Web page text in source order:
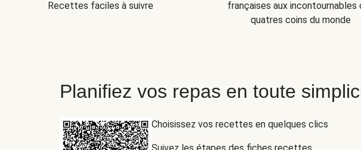
Recettes faciles à suivre
françaises aux incontournables
quatres coins du monde
Planifiez vos repas en toute
Choisissez vos recettes en quelques clics